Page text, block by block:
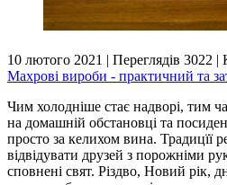
10 лютого 2021 | Переглядів 3022 |
Махрові вироби - практичний та
Чим холодніше стає надворі, тим
на домашній обстановці та
просто за келихом вина. Традицїї
відвідувати друзей з порожніми
сповнені свят. Різдво, Новий рік,